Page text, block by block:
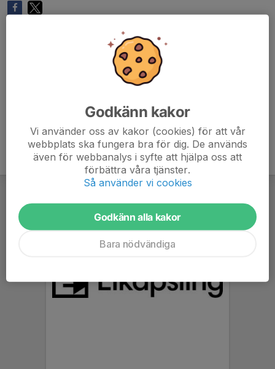
Godkänn kakor
Vi använder oss av kakor (cookies) för att vår
webbplats ska fungera bra för dig. De används
även för webbanalys i syfte att hjälpa oss att
förbättra våra tjänster.
Så använder vi cookies
Godkänn alla kakor
Bara nödvändiga